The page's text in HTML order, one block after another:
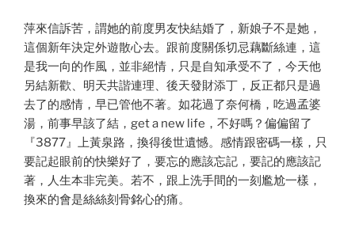
萍來信訴苦，謂她的前度男友快結婚了，新娘子不是她，
這個新年決定外遊散心去。跟前度關係切忌藕斷絲連，這
是我一向的作風，並非絕情，只是自知承受不了，今天他
另結新歡、明天共諧連理、後天發財添丁，反正都只是過
去了的感情，早已管他不著。如花過了奈何橋，吃過孟婆
湯，前事早該了結，get a new life，不好嗎？偏偏留了
『3877』上黃泉路，換得後世遺憾。感情跟密碼一樣，只
要記起眼前的快樂好了，要忘的應該忘記，要記的應該記
著，人生本非完美。若不，跟上洗手間的一刻尷尬一樣，
換來的會是絲絲刻骨銘心的痛。